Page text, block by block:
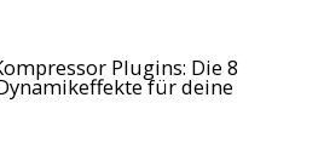
Plugins: Die 8
für deine